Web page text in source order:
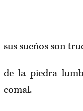
sus sueños son
de la piedra
comal.